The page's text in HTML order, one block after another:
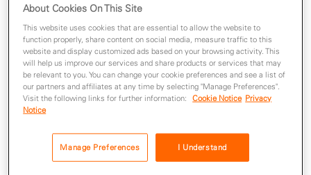
Plataforma global
Plataforma certificada e aderente ao PCI
DSS, com alta disponibilidade e capacidade
de escalonamento.
About Cookies On This Site
This website uses cookies that are essential to allow the website to
function properly, share content on social media, measure traffic to this
website and display customized ads based on your browsing activity. This
will help us improve our services and share products or services that may
be relevant to you. You can change your cookie preferences and see a list of
our partners and affiliates at any time by selecting "Manage Preferences".
Visit the following links for further information:
Cookie Notice Privacy
Notice
Manage Preferences I Understand